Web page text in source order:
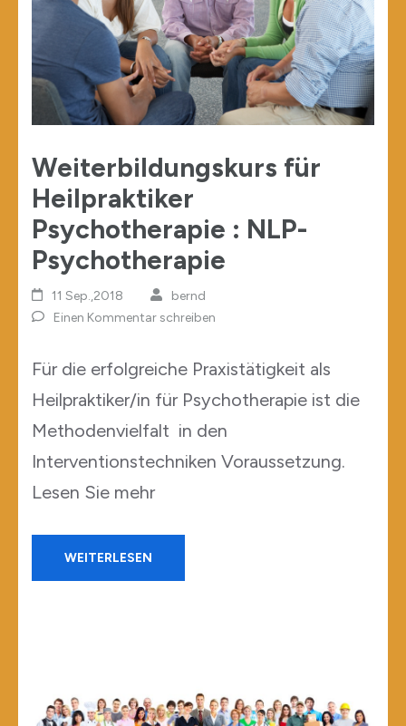
Weiterbildungskurs für
Heilpraktiker
Psychotherapie : NLP-
Psychotherapie
11 Sep.,2018
bernd
Einen Kommentar schreiben
Für die erfolgreiche Praxistätigkeit als
Heilpraktiker/in für Psychotherapie ist die
Methodenvielfalt in den
Interventionstechniken Voraussetzung.
Lesen Sie mehr
WEITERLESEN